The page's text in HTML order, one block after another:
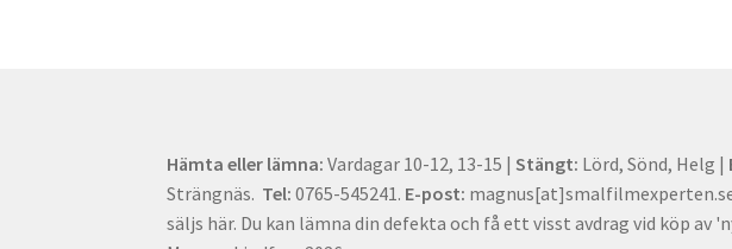
Hämta eller lämna:Vardagar 10-12, 13-15 |Stängt: Lörd, Sönd, Helg |
Strängnäs. Tel:0765-545241. E-post:
säljs här. Du kan lämna din defekta och få ett visst avdrag vid köp av